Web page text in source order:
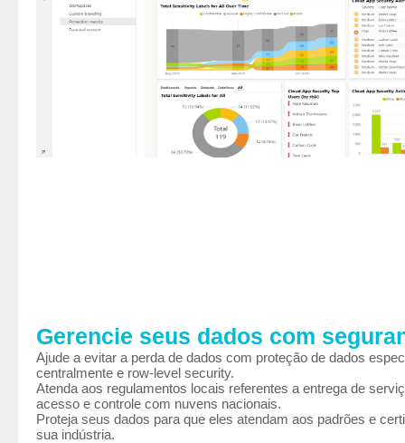
Gerencie seus dados com
Ajude a evitar a perda de dados com proteção de dados
centralmente e row-level security.
Atenda aos regulamentos locais referentes a entrega de
acesso e controle com nuvens nacionais.
Proteja seus dados para que eles atendam aos padrões e
sua indústria.